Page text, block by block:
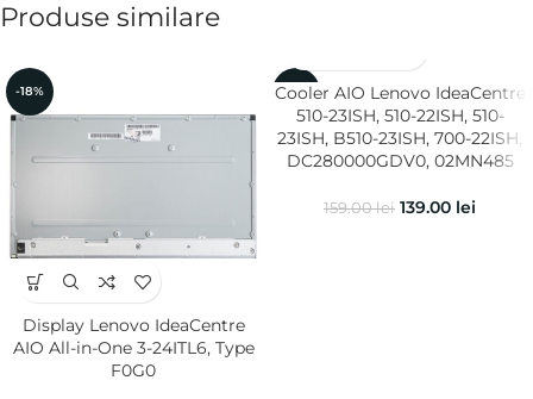
Produse similare
-18%
Display Lenovo IdeaCentre
AIO All-in-One 3-24ITL6, Type
F0G0
-13%
Cooler AIO Lenovo IdeaCentre
510-23ISH, 510-22ISH, 510-
23ISH, B510-23ISH, 700-22ISH,
DC280000GDV0, 02MN485
159.00lei 139.00 lei